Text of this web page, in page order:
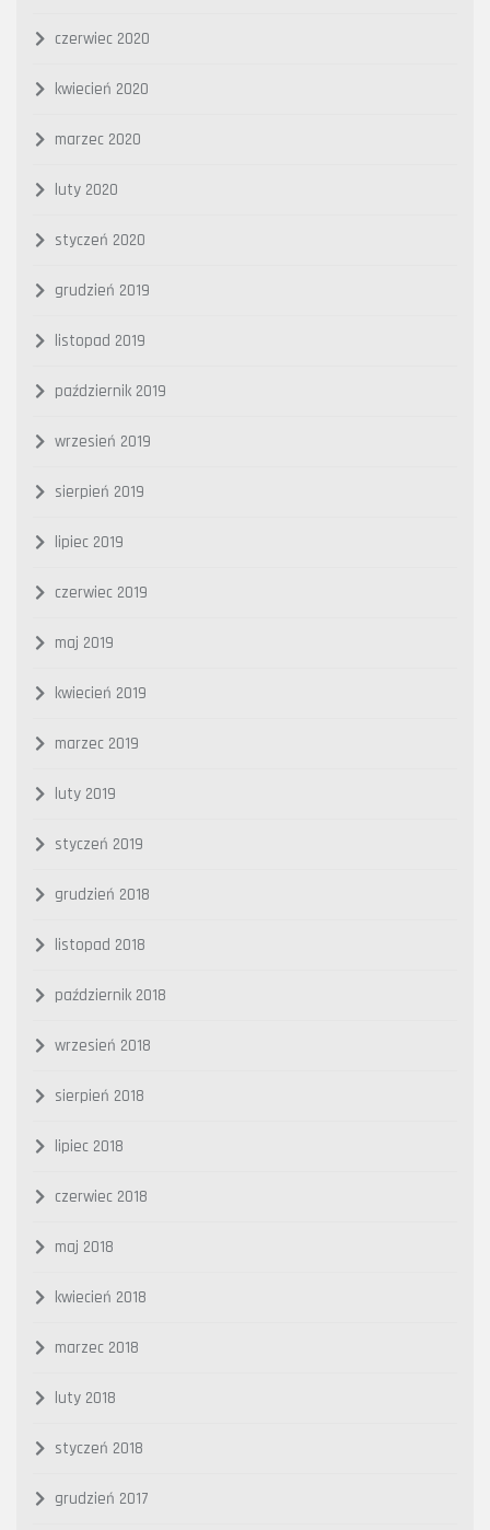
czerwiec 2020
kwiecień 2020
marzec 2020
luty 2020
styczeń 2020
grudzień 2019
listopad 2019
październik 2019
wrzesień 2019
sierpień 2019
lipiec 2019
czerwiec 2019
maj 2019
kwiecień 2019
marzec 2019
luty 2019
styczeń 2019
grudzień 2018
listopad 2018
październik 2018
wrzesień 2018
sierpień 2018
lipiec 2018
czerwiec 2018
maj 2018
kwiecień 2018
marzec 2018
luty 2018
styczeń 2018
grudzień 2017